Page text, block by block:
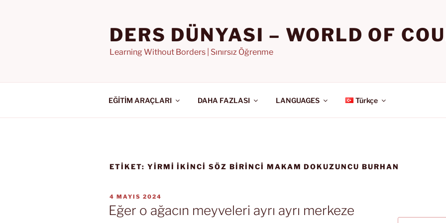
DERS DÜNYASI – WORLD OF
Learning Without Borders | Sınırsız Öğrenme
EĞİTİM ARAÇLARI DAHA FAZLASI LANGUAGES Türkçe
ETIKET: YIRMI İKINCI SÖZ BIRINCI MAKAM DOKUZUNCU BURHAN
YAYIM
TARIHI
4 MAYIS 2024
Eğer o ağacın meyveleri ayrı ayrı merkeze